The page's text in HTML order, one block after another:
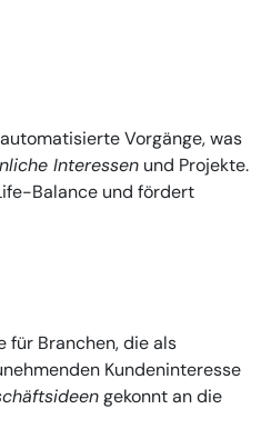
Vorgänge, was
Interessen und Projekte.
Balance und fördert
für Branchen, die als
Kundeninteresse
gekonnt an die